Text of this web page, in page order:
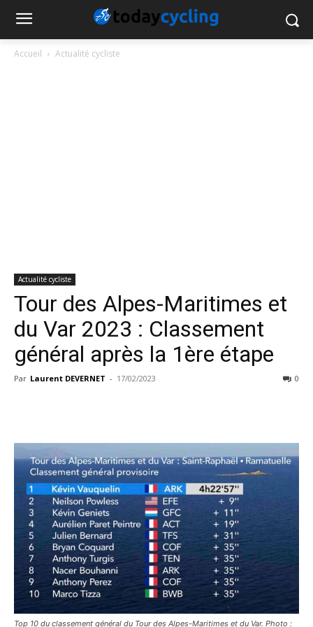
Accueil Actualité cycliste
Actualité cycliste
Tour des Alpes-Maritimes et
du Var 2023 : Classement
général après la 1ère étape
Par Laurent DEVERNET - 17/02/2023 0
Top 10 du classement général du Tour des Alpes-Maritimes et du Var. Photo :